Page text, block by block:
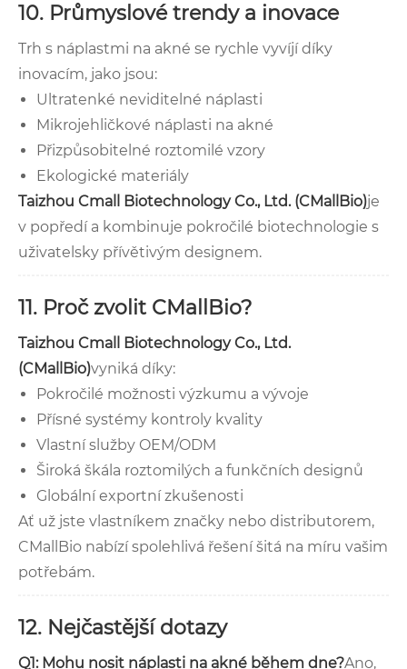
10. Průmyslové trendy a inovace
Trh s náplastmi na akné se rychle vyvíjí díky
inovacím, jako jsou:
Ultratenké neviditelné náplasti
Mikrojehličkové náplasti na akné
Přizpůsobitelné roztomilé vzory
Ekologické materiály
Taizhou Cmall Biotechnology Co., Ltd. (CMallBio)je
v popředí a kombinuje pokročilé biotechnologie s
uživatelsky přívětivým designem.
11. Proč zvolit CMallBio?
Taizhou Cmall Biotechnology Co., Ltd.
(CMallBio)vyniká díky:
Pokročilé možnosti výzkumu a vývoje
Přísné systémy kontroly kvality
Vlastní služby OEM/ODM
Široká škála roztomilých a funkčních designů
Globální exportní zkušenosti
Ať už jste vlastníkem značky nebo distributorem,
CMallBio nabízí spolehlivá řešení šitá na míru vašim
potřebám.
12. Nejčastější dotazy
Q1: Mohu nosit náplasti na akné během dne?Ano,